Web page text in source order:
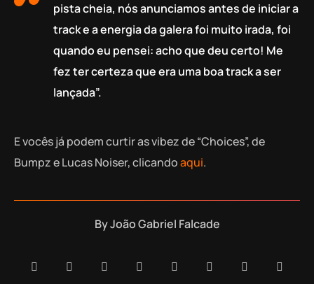
pista cheia, nós anunciamos antes de iniciar a
track e a energia da galera foi muito irada, foi
quando eu pensei: acho que deu certo! Me
fez ter certeza que era uma boa track a ser
lançada”.
E vocês já podem curtir as vibez de “Choices”, de
Bumpz e Lucas Noiser, clicandoaqui.
ByJoão Gabriel Falcade